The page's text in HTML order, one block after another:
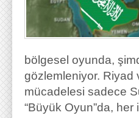
bölgesel oyunda,
gözlemleniyor. Riyad
mücadelesi sadece
“Büyük Oyun”da,